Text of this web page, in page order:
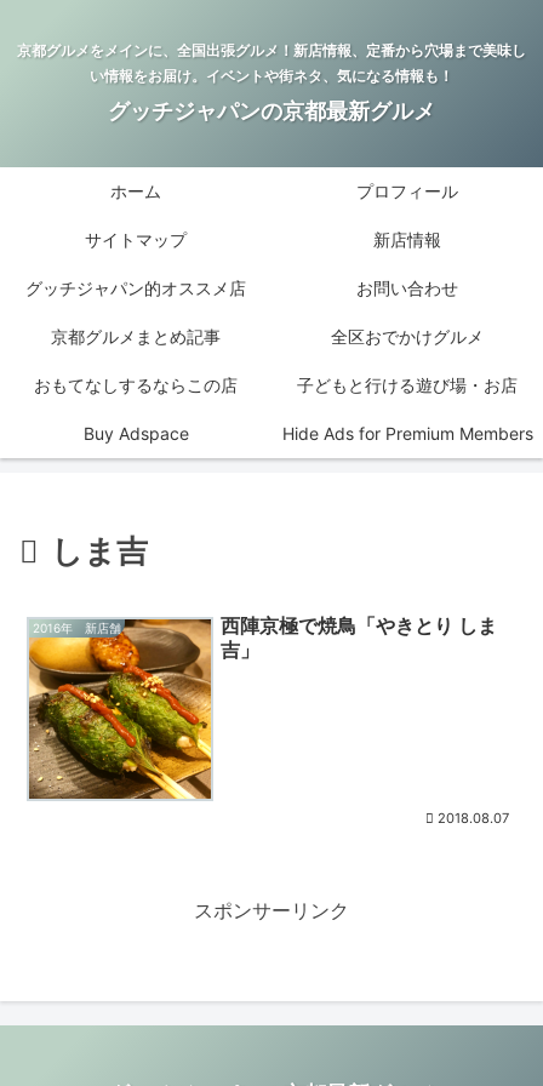
京都グルメをメインに、全国出張グルメ！新店情報、定番から穴場まで美味し
い情報をお届け。イベントや街ネタ、気になる情報も！
グッチジャパンの京都最新グルメ
ホーム プロフィール
サイトマップ 新店情報
グッチジャパン的オススメ店 お問い合わせ
京都グルメまとめ記事 全区おでかけグルメ
おもてなしするならこの店 子どもと行ける遊び場・お店
Buy Adspace Hide Ads for Premium Members
しま吉
2016年 新店舗
西陣京極で焼鳥「やきとり しま
吉」
2018.08.07
スポンサーリンク